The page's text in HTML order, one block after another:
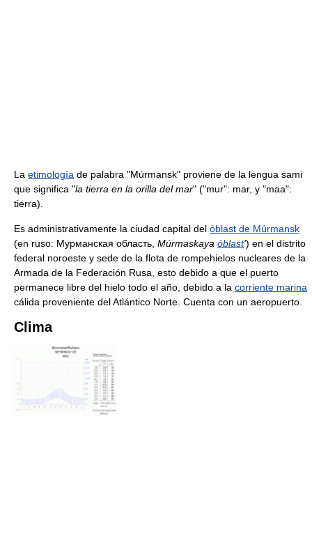
La etimología de palabra "Múrmansk" proviene de la lengua sami
que significa "la tierra en la orilla del mar" ("mur": mar, y "maa":
tierra).
Es administrativamente la ciudad capital del óblast de Múrmansk
(en ruso: Мурманская область, Múrmaskaya óblast') en el distrito
federal noroeste y sede de la flota de rompehielos nucleares de la
Armada de la Federación Rusa, esto debido a que el puerto
permanece libre del hielo todo el año, debido a la corriente marina
cálida proveniente del Atlántico Norte. Cuenta con un aeropuerto.
Clima